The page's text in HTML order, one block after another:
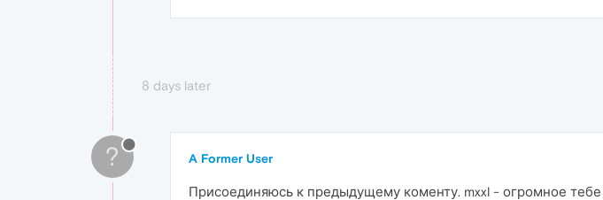
8 days later
? A Former User
Присоединяюсь к предыдущему коменту. mxxl - огромное